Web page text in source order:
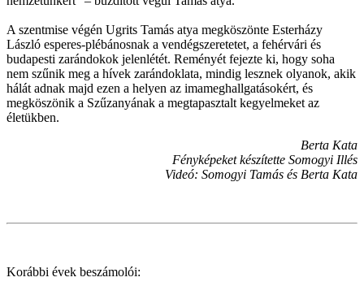
A szentmise végén Ugrits Tamás atya megköszönte Esterházy
László esperes-plébánosnak a vendégszeretetet, a fehérvári és
budapesti zarándokok jelenlétét. Reményét fejezte ki, hogy soha
nem szűnik meg a hívek zarándoklata, mindig lesznek olyanok, akik
hálát adnak majd ezen a helyen az imameghallgatásokért, és
megköszönik a Szűzanyának a megtapasztalt kegyelmeket az
életükben.
Berta Kata
Fényképeket készítette Somogyi Illés
Videó: Somogyi Tamás és Berta Kata
Korábbi évek beszámolói: